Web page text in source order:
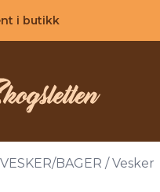
i butikk
VESKER/BAGER / Vesker